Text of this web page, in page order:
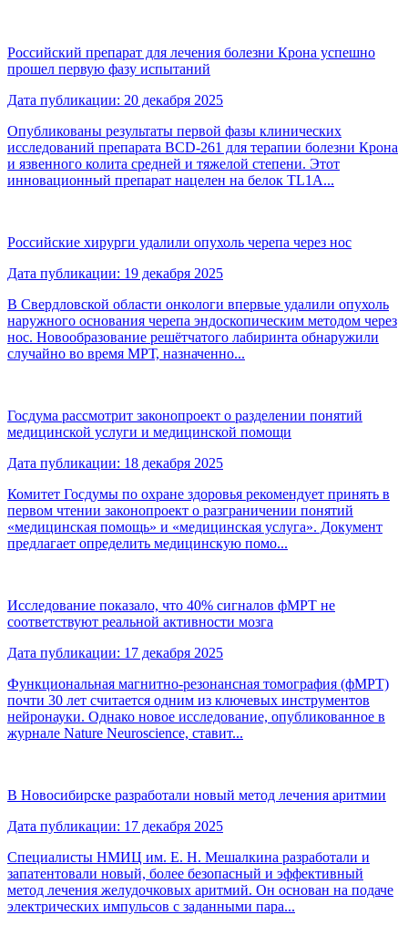
Российский препарат для лечения болезни Крона успешно
прошел первую фазу испытаний
Дата публикации: 20 декабря 2025
Опубликованы результаты первой фазы клинических
исследований препарата BCD-261 для терапии болезни Крона
и язвенного колита средней и тяжелой степени. Этот
инновационный препарат нацелен на белок TL1A...
Российские хирурги удалили опухоль черепа через нос
Дата публикации: 19 декабря 2025
В Свердловской области онкологи впервые удалили опухоль
наружного основания черепа эндоскопическим методом через
нос. Новообразование решётчатого лабиринта обнаружили
случайно во время МРТ, назначенно...
Госдума рассмотрит законопроект о разделении понятий
медицинской услуги и медицинской помощи
Дата публикации: 18 декабря 2025
Комитет Госдумы по охране здоровья рекомендует принять в
первом чтении законопроект о разграничении понятий
«медицинская помощь» и «медицинская услуга». Документ
предлагает определить медицинскую помо...
Исследование показало, что 40% сигналов фМРТ не
соответствуют реальной активности мозга
Дата публикации: 17 декабря 2025
Функциональная магнитно-резонансная томография (фМРТ)
почти 30 лет считается одним из ключевых инструментов
нейронауки. Однако новое исследование, опубликованное в
журнале Nature Neuroscience, ставит...
В Новосибирске разработали новый метод лечения аритмии
Дата публикации: 17 декабря 2025
Специалисты НМИЦ им. Е. Н. Мешалкина разработали и
запатентовали новый, более безопасный и эффективный
метод лечения желудочковых аритмий. Он основан на подаче
электрических импульсов с заданными пара...